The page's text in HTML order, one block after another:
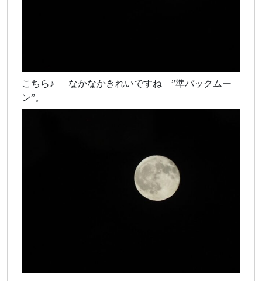
こちら♪ なかなかきれいですね ”準バックムー
ン”。